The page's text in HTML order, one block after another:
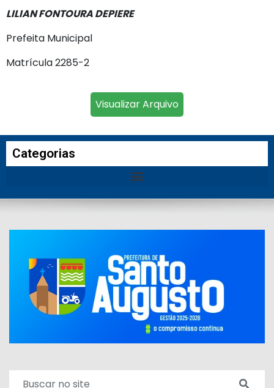
LILIAN FONTOURA DEPIERE
Prefeita Municipal
Matrícula 2285-2
Visualizar Arquivo
Categorias